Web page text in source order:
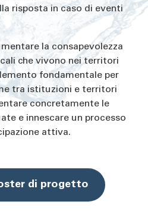
risposta in caso di eventi
la consapevolezza
che vivono nei territori
fondamentale per
tra istituzioni e territori
concretamente le
e innescare un processo
attiva.
di progetto